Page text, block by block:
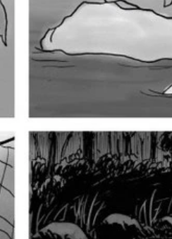
Tulevina vuosina
uhanalainen.